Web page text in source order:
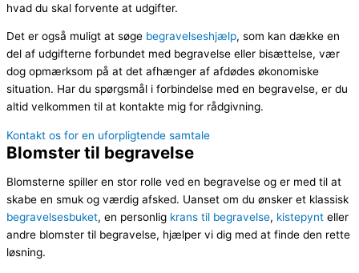
hvad du skal forvente at udgifter.
Det er også muligt at søge begravelseshjælp, som kan dække en
del af udgifterne forbundet med begravelse eller bisættelse, vær
dog opmærksom på at det afhænger af afdødes økonomiske
situation. Har du spørgsmål i forbindelse med en begravelse, er du
altid velkommen til at kontakte mig for rådgivning.
Kontakt os for en uforpligtende samtale
Blomster til begravelse
Blomsterne spiller en stor rolle ved en begravelse og er med til at
skabe en smuk og værdig afsked. Uanset om du ønsker et klassisk
begravelsesbuket, en personlig krans til begravelse, kistepynt eller
andre blomster til begravelse, hjælper vi dig med at finde den rette
løsning.